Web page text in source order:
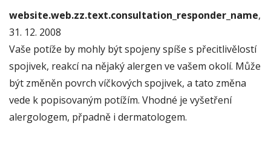
website.web.zz.text.consultation_responder_name,
31. 12. 2008
Vaše potíže by mohly být spojeny spíše s přecitlivělostí
spojivek, reakcí na nějaký alergen ve vašem okolí. Může
být změněn povrch víčkových spojivek, a tato změna
vede k popisovaným potížím. Vhodné je vyšetření
alergologem, přpadně i dermatologem.